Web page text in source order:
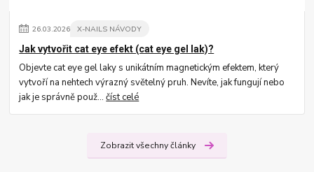
26.03.2026 X-NAILS NÁVODY
Jak vytvořit cat eye efekt (cat eye gel lak)?
Objevte cat eye gel laky s unikátním magnetickým efektem, který
vytvoří na nehtech výrazný světelný pruh. Nevíte, jak fungují nebo
jak je správně použ...číst celé
Zobrazit všechny články